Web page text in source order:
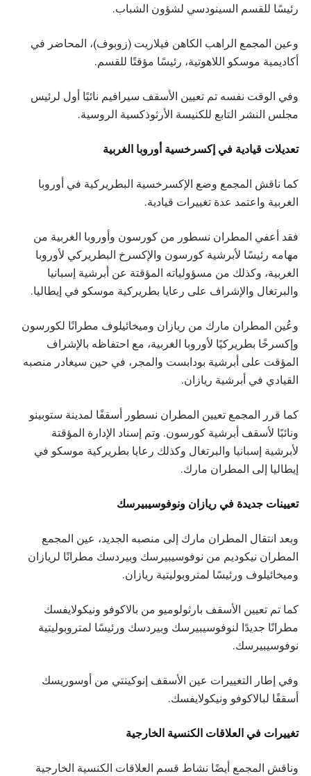
رئيسًا للقسم السينودسي لشؤون الشباب.
وعين المجمع الراهب الكاهن فيلاريت (زوبوف)، المحاضر في
أكاديمية موسكو اللاهوتية، رئيسًا مؤقتًا للقسم.
وفي الوقت نفسه تم تعيين الأسقف سيرافيم نائبًا أول لرئيس
مجلس النشر التابع للكنيسة الأرثوذكسية الروسية.
تعديلات قيادية في إكسرخسية أوروبا الغربية
كما ناقش المجمع وضع الإكسرخسية البطريركية في أوروبا
الغربية واعتمد عدة تغييرات قيادية.
فقد أعفي المطران نسطور من كورسون وأوروبا الغربية من
مهامه رئيسًا لأبرشية كورسون والإكسرخ البطريركي لأوروبا
الغربية، وكذلك من مسؤولياته المؤقتة عن أبرشية إسبانيا
والبرتغال والإشراف على رعايا بطريركية موسكو في إيطاليا.
وعُين المطران مارك من ريازان وميخائيلوف مطرانًا لكورسون
وإكسرخًا بطريركيًا لأوروبا الغربية، مع احتفاظه بالإشراف
المؤقت على أبرشية بودابست والمجر، في حين سيغادر منصبه
القيادي في أبرشية ريازان.
كما قرر المجمع تعيين المطران نسطور أسقفًا لمدينة ستوبينو
ونائبًا لأسقف أبرشية كورسون. وتم إسناد الإدارة المؤقتة
لأبرشية إسبانيا والبرتغال وكذلك رعايا بطريركية موسكو في
إيطاليا إلى المطران مارك.
تعيينات جديدة في ريازان ونوفوسيبيرسك
وبعد انتقال المطران مارك إلى منصبه الجديد، عين المجمع
المطران نيكوديم من نوفوسيبيرسك وبيردسك مطرانًا لريازان
وميخائيلوف ورئيسًا لمتروبوليتية ريازان.
كما تم تعيين الأسقف بارثولوميو من بالاكوفو ونيكولايفسك
مطرانًا جديدًا لنوفوسيبيرسك وبيردسك ورئيسًا لمتروبوليتية
نوفوسيبيرسك.
وفي إطار التغييرات عين الأسقف إنوكينتي من أوسوريسك
أسقفًا لبالاكوفو ونيكولايفسك.
تغييرات في العلاقات الكنسية الخارجية
وناقش المجمع أيضًا نشاط قسم العلاقات الكنسية الخارجية